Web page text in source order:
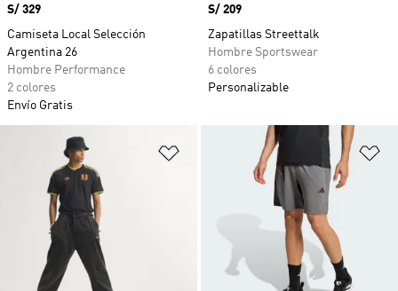
Precio
S/ 329
Camiseta Local Selección
Argentina 26
Hombre Performance
2 colores
Envío Gratis
Precio
S/ 209
Zapatillas Streettalk
Hombre Sportswear
6 colores
Personalizable
Añadir a la lista de deseos